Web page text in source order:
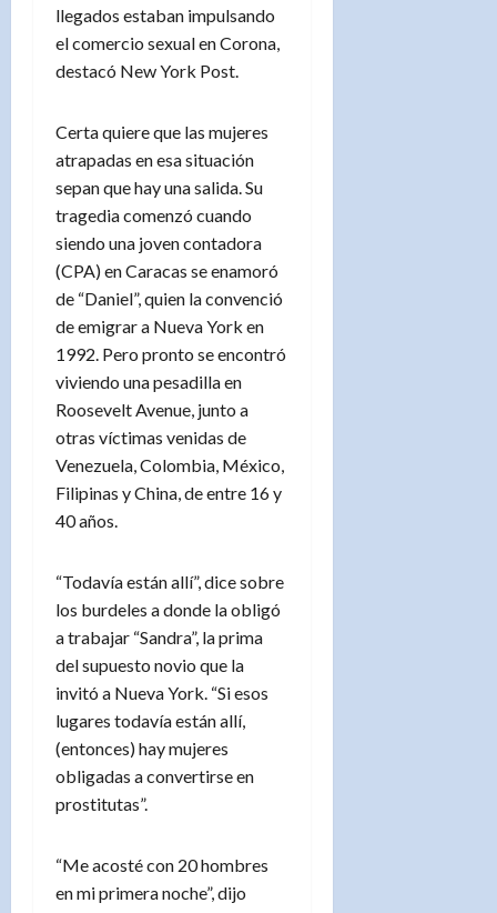
llegados estaban impulsando
el comercio sexual en Corona,
destacó New York Post.
Certa quiere que las mujeres
atrapadas en esa situación
sepan que hay una salida. Su
tragedia comenzó cuando
siendo una joven contadora
(CPA) en Caracas se enamoró
de “Daniel”, quien la convenció
de emigrar a Nueva York en
1992. Pero pronto se encontró
viviendo una pesadilla en
Roosevelt Avenue, junto a
otras víctimas venidas de
Venezuela, Colombia, México,
Filipinas y China, de entre 16 y
40 años.
“Todavía están allí”, dice sobre
los burdeles a donde la obligó
a trabajar “Sandra”, la prima
del supuesto novio que la
invitó a Nueva York. “Si esos
lugares todavía están allí,
(entonces) hay mujeres
obligadas a convertirse en
prostitutas”.
“Me acosté con 20 hombres
en mi primera noche”, dijo